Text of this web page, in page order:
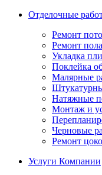
Отделочные
Ремонт
Ремонт пола
Укладка
Поклейка
Малярные
Натяжные
Монтаж и
Черновые
Ремонт
Услуги Компании